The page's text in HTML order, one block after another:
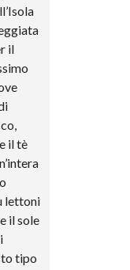
il
il tè
lettoni
il sole
tipo